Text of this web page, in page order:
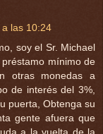
las 10:24
soy el Sr. Michael
mínimo de
otras monedas a
de interés del 3%,
puerta, Obtenga su
gente afuera que